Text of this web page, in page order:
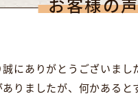
にありがとうございまし
りましたが、何かある